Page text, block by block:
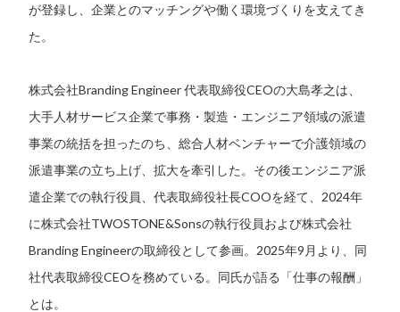
が登録し、企業とのマッチングや働く環境づくりを支えてき
た。
株式会社Branding Engineer 代表取締役CEOの大島孝之は、
大手人材サービス企業で事務・製造・エンジニア領域の派遣
事業の統括を担ったのち、総合人材ベンチャーで介護領域の
派遣事業の立ち上げ、拡大を牽引した。その後エンジニア派
遣企業での執行役員、代表取締役社長COOを経て、2024年
に株式会社TWOSTONE&Sonsの執行役員および株式会社
Branding Engineerの取締役として参画。2025年9月より、同
社代表取締役CEOを務めている。同氏が語る「仕事の報酬」
とは。